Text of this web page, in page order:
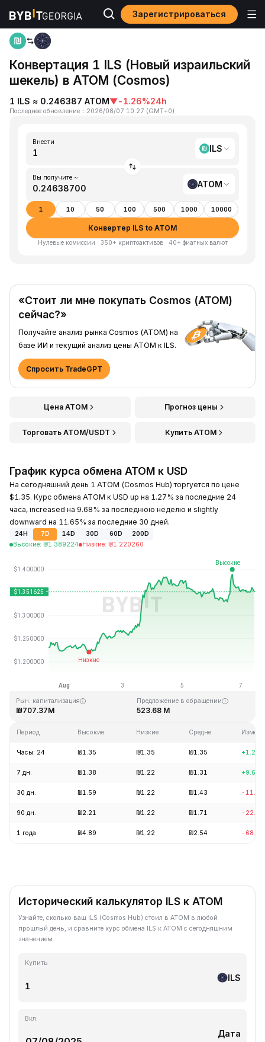
Зарегистрироваться
Home ILS to ATOM
Конвертация 1 ILS (Новый израильский
шекель) в ATOM (Cosmos)
1 ILS ≈ 0.246387 ATOM▼-1.26%24h
Последнее обновление ： 2026/08/07 10:27 (GMT+0)
Внести
ILS
Вы получите ~
ATOM
1 10 50 100 500 1000 10000
Конвертер ILS to ATOM
Нулевые комиссии · 350+ криптоактивов · 40+ фиатных валют
«Стоит ли мне покупать Cosmos (ATOM)
сейчас?»
Получайте анализ рынка Cosmos (ATOM) на
базе ИИ и текущий анализ цены ATOM к ILS.
Спросить TradeGPT
Цена ATOM Прогноз цены
Торговать ATOM/USDT Купить ATOM
График курса обмена ATOM к USD
На сегодняшний день 1 ATOM (Cosmos Hub) торгуется по цене
$1.35. Курс обмена ATOM к USD up на 1.27% за последние 24
часа, increased на 9.68% за последнюю неделю и slightly
downward на 11.65% за последние 30 дней.
24H 7D 14D 30D 60D
200D
Высокие: ₪1.389224 Низкие: ₪1.220260
Последнее обновление: 10:27 GMT+0 2026-08-07
Рын. капитализация
₪707.37M
Предложение в обращении
523.68 M
Период Высокие Низкие Средне
Часы: 24 ₪1.35 ₪1.35 ₪1.35 +1.27%
7 дн. ₪1.38 ₪1.22 ₪1.31 +9.68%
30 дн. ₪1.59 ₪1.22 ₪1.43 -
90 дн. ₪2.21 ₪1.22 ₪1.71 -
1 года ₪4.89 ₪1.22 ₪2.54 -
Исторический калькулятор ILS к ATOM
Узнайте, сколько ваш ILS (Cosmos Hub) стоил в ATOM в любой
прошлый день, и сравните курс обмена ILS к ATOM с сегодняшним
значением.
Купить
ILS
Вкл.
Дата